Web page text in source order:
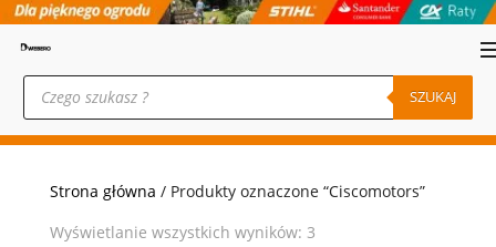
Wyszukiwarka
produktów SZUKAJ
Strona główna / Produkty oznaczone “Ciscomotors”
Wyświetlanie wszystkich wyników: 3Posortowane